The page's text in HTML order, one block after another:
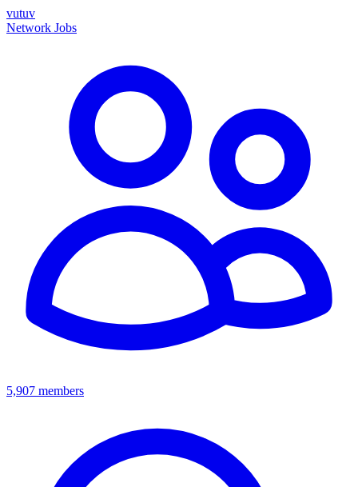
vutuv
Network Jobs
5,907 members